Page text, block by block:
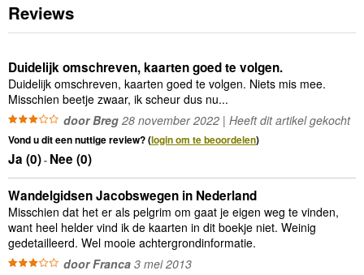
Reviews
Duidelijk omschreven, kaarten goed te volgen.
Duidelijk omschreven, kaarten goed te volgen. Niets mis mee.
Misschien beetje zwaar, ik scheur dus nu...
door Breg 28 november 2022 | Heeft dit artikel gekocht
Vond u dit een nuttige review? (login om te beoordelen)
Ja (0)- Nee (0)
Wandelgidsen Jacobswegen in Nederland
Misschien dat het er als pelgrim om gaat je eigen weg te vinden,
want heel helder vind ik de kaarten in dit boekje niet. Weinig
gedetailleerd. Wel mooie achtergrondinformatie.
door Franca 3 mei 2013